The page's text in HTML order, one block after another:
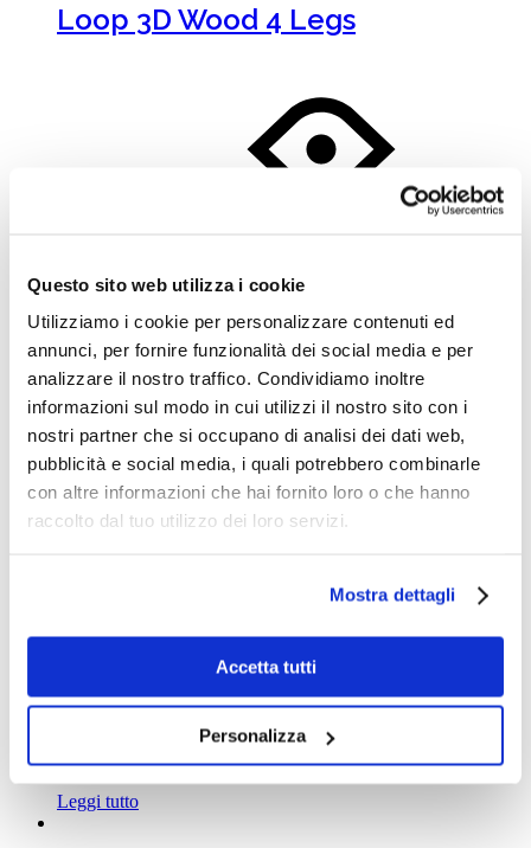
Questo sito web utilizza i cookie
Utilizziamo i cookie per personalizzare contenuti ed
annunci, per fornire funzionalità dei social media e per
analizzare il nostro traffico. Condividiamo inoltre
informazioni sul modo in cui utilizzi il nostro sito con i
nostri partner che si occupano di analisi dei dati web,
pubblicità e social media, i quali potrebbero combinarle
con altre informazioni che hai fornito loro o che hanno
raccolto dal tuo utilizzo dei loro servizi.
Mostra dettagli
Accetta tutti
Personalizza
Loop 3D Wood 4 Legs
Leggi tutto
Now 4 Legs With Arms
Leggi tutto